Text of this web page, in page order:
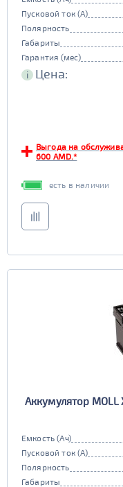
Пусковой ток (А)
Полярность
Габариты
Гарантия (мес)
i Цена:
Выгода на
600 AMD.*
есть в наличии
Аккумулятор MOLL
Емкость (Ач)
Пусковой ток (А)
Полярность
Габариты